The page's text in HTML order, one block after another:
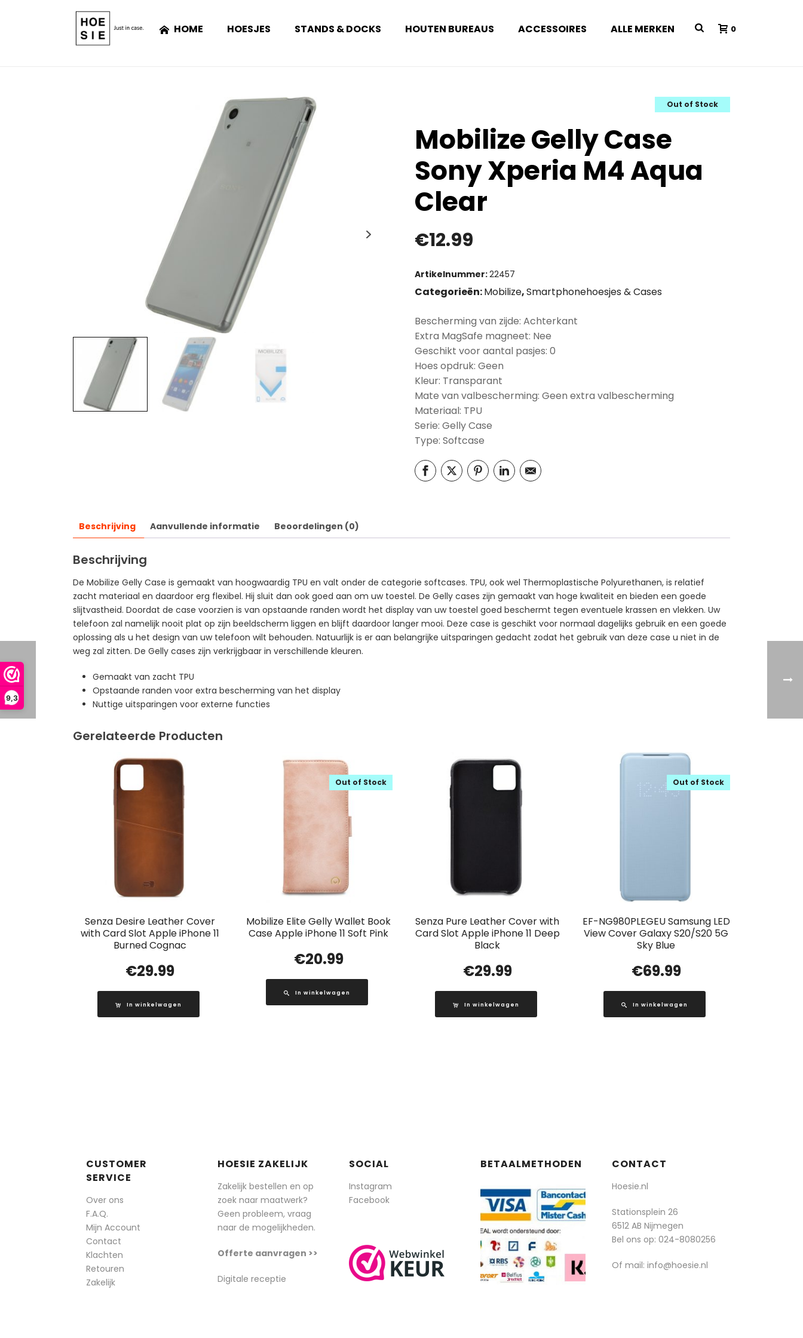
9,3
HOME HOESJES STANDS & DOCKS HOUTEN BUREAUS ACCESSOIRES ALLE MERKEN 0
Out of Stock
Mobilize Gelly Case
Sony Xperia M4 Aqua
Clear
€12.99
Artikelnummer:22457
Categorieën:Mobilize,Smartphonehoesjes & Cases
Bescherming van zijde: Achterkant
Extra MagSafe magneet: Nee
Geschikt voor aantal pasjes: 0
Hoes opdruk: Geen
Kleur: Transparant
Mate van valbescherming: Geen extra valbescherming
Materiaal: TPU
Serie: Gelly Case
Type: Softcase
Beschrijving Aanvullende informatie Beoordelingen (0)
Beschrijving
De Mobilize Gelly Case is gemaakt van hoogwaardig TPU en valt onder de categorie softcases. TPU, ook wel Thermoplastische Polyurethanen, is relatief
zacht materiaal en daardoor erg flexibel. Hij sluit dan ook goed aan om uw toestel. De Gelly cases zijn gemaakt van hoge kwaliteit en bieden een goede
slijtvastheid. Doordat de case voorzien is van opstaande randen wordt het display van uw toestel goed beschermt tegen eventuele krassen en vlekken. Uw
telefoon zal namelijk nooit plat op zijn beeldscherm liggen en blijft daardoor langer mooi. Deze case is geschikt voor normaal dagelijks gebruik en een goede
oplossing als u het design van uw telefoon wilt behouden. Natuurlijk is er aan belangrijke uitsparingen gedacht zodat het gebruik van deze case u niet in de
weg zal zitten. De Gelly cases zijn verkrijgbaar in verschillende kleuren.
Gemaakt van zacht TPU
Opstaande randen voor extra bescherming van het display
Nuttige uitsparingen voor externe functies
Gerelateerde Producten
Senza Desire Leather Cover
with Card Slot Apple iPhone 11
Burned Cognac
€29.99
In winkelwagen
Mobilize Elite Gelly Wallet Book
Case Apple iPhone 11 Soft Pink
Out of Stock
€20.99
In winkelwagen
Senza Pure Leather Cover with
Card Slot Apple iPhone 11 Deep
Black
€29.99
In winkelwagen
EF-NG980PLEGEU Samsung LED
View Cover Galaxy S20/S20 5G
Sky Blue
Out of Stock
€69.99
In winkelwagen
CUSTOMER
SERVICE
Over ons
F.A.Q.
Mijn Account
Contact
Klachten
Retouren
Zakelijk
HOESIE ZAKELIJK
Zakelijk bestellen en op
zoek naar maatwerk?
Geen probleem, vraag
naar de mogelijkheden.
Offerte aanvragen >>
Digitale receptie
SOCIAL
Instagram
Facebook
BETAALMETHODEN CONTACT
Hoesie.nl
Stationsplein 26
6512 AB Nijmegen
Bel ons op: 024-8080256
Of mail: info@hoesie.nl